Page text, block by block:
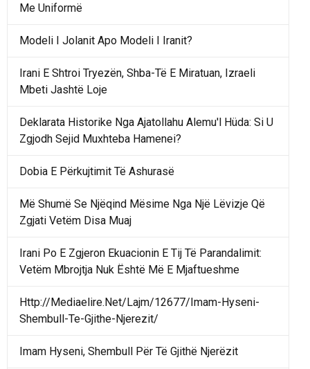
Me Uniformë
Modeli I Jolanit Apo Modeli I Iranit?
Irani E Shtroi Tryezën, Shba-Të E Miratuan, Izraeli
Mbeti Jashtë Loje
Deklarata Historike Nga Ajatollahu Alemu'l Hüda: Si U
Zgjodh Sejid Muxhteba Hamenei?
Dobia E Përkujtimit Të Ashurasë
Më Shumë Se Njëqind Mësime Nga Një Lëvizje Që
Zgjati Vetëm Disa Muaj
Irani Po E Zgjeron Ekuacionin E Tij Të Parandalimit:
Vetëm Mbrojtja Nuk Është Më E Mjaftueshme
Http://Mediaelire.Net/Lajm/12677/Imam-Hyseni-
Shembull-Te-Gjithe-Njerezit/
Imam Hyseni, Shembull Për Të Gjithë Njerëzit